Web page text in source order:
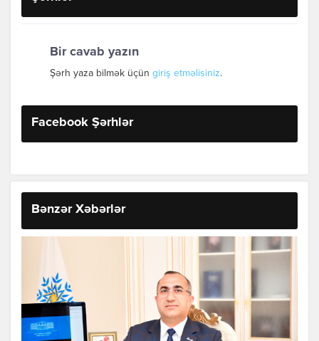
Bir cavab yazın
Şərh yaza bilmək üçün giriş etməlisiniz.
Facebook Şərhlər
Bənzər Xəbərlər